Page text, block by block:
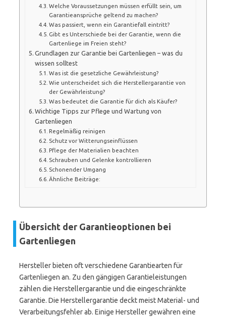
Welche Voraussetzungen müssen erfüllt sein, um
Garantieansprüche geltend zu machen?
Was passiert, wenn ein Garantiefall eintritt?
Gibt es Unterschiede bei der Garantie, wenn die
Gartenliege im Freien steht?
Grundlagen zur Garantie bei Gartenliegen – was du
wissen solltest
Was ist die gesetzliche Gewährleistung?
Wie unterscheidet sich die Herstellergarantie von
der Gewährleistung?
Was bedeutet die Garantie für dich als Käufer?
Wichtige Tipps zur Pflege und Wartung von
Gartenliegen
Regelmäßig reinigen
Schutz vor Witterungseinflüssen
Pflege der Materialien beachten
Schrauben und Gelenke kontrollieren
Schonender Umgang
Ähnliche Beiträge:
Übersicht der Garantieoptionen bei
Gartenliegen
Hersteller bieten oft verschiedene Garantiearten für
Gartenliegen an. Zu den gängigen Garantieleistungen
zählen die Herstellergarantie und die eingeschränkte
Garantie. Die Herstellergarantie deckt meist Material- und
Verarbeitungsfehler ab. Einige Hersteller gewähren eine